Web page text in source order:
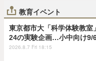
教育イベント
東京都市大「科学体験教室」
24の実験企画…小中向け9/
2026.8.7 Fri 18:15